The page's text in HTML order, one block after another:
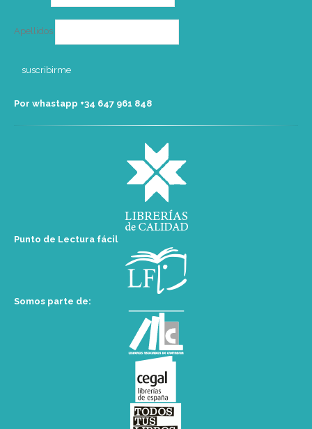
Apellidos
Por whastapp +34 ‭647 961 848‬
Punto de Lectura fácil
Somos parte de: